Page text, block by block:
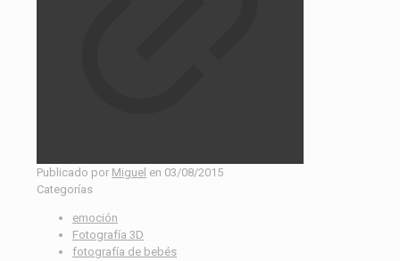
Publicado por Miguel en 03/08/2015
Categorías
emoción
Fotografía 3D
fotografía de bebés